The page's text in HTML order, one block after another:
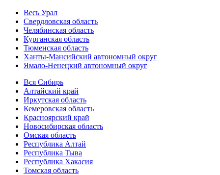
Весь Урал
Свердловская область
Челябинская область
Курганская область
Тюменская область
Ханты-Мансийский автономный округ
Ямало-Ненецкий автономный округ
Вся Сибирь
Алтайский край
Иркутская область
Кемеровская область
Красноярский край
Новосибирская область
Омская область
Республика Алтай
Республика Тыва
Республика Хакасия
Томская область